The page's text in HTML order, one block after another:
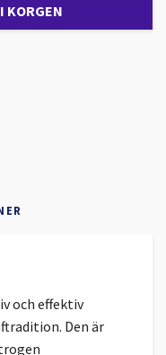
KORGEN
och effektiv
Den är